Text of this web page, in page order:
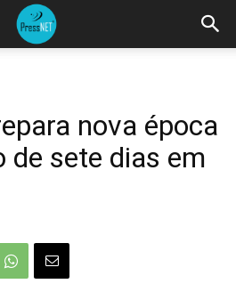
nova época
de sete dias em